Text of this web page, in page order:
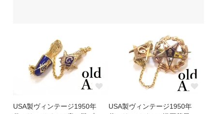
USA製ヴィンテージ1950年
USA製ヴィンテージ1950年